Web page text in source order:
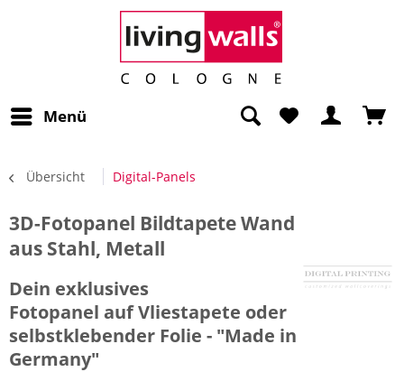
Menü
Übersicht Digital-Panels
3D-Fotopanel Bildtapete Wand
aus Stahl, Metall
Dein exklusives
Fotopanel auf Vliestapete oder
selbstklebender Folie - "Made in
Germany"